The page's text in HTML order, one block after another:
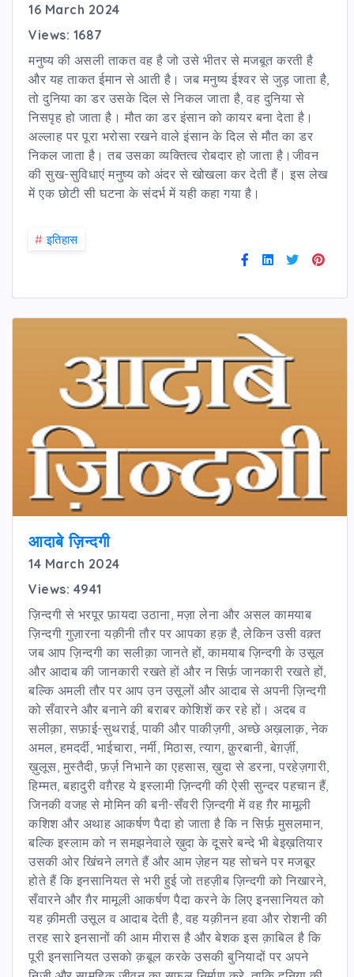
16 March 2024
Views: 1687
मनुष्य की असली ताकत वह है जो उसे भीतर से मजबूत करती है
और यह ताकत ईमान से आती है। जब मनुष्य ईश्वर से जुड़ जाता है,
तो दुनिया का डर उसके दिल से निकल जाता है, वह दुनिया से
निसपृह हो जाता है। मौत का डर इंसान को कायर बना देता है।
अल्लाह पर पूरा भरोसा रखने वाले इंसान के दिल से मौत का डर
निकल जाता है। तब उसका व्यक्तित्व रोबदार हो जाता है।जीवन
की सुख-सुविधाएं मनुष्य को अंदर से खोखला कर देती हैं। इस लेख
में एक छोटी सी घटना के संदर्भ में यही कहा गया है।
# इतिहास
आदाबे ज़िन्दगी
14 March 2024
Views: 4941
ज़िन्दगी से भरपूर फ़ायदा उठाना, मज़ा लेना और असल कामयाब
ज़िन्दगी गुज़ारना यक़ीनी तौर पर आपका हक़ है, लेकिन उसी वक़्त
जब आप ज़िन्दगी का सलीक़ा जानते हों, कामयाब ज़िन्दगी के उसूल
और आदाब की जानकारी रखते हों और न सिर्फ़ जानकारी रखते हों,
बल्कि अमली तौर पर आप उन उसूलों और आदाब से अपनी ज़िन्दगी
को सँवारने और बनाने की बराबर कोशिशें कर रहे हों। अदब व
सलीक़ा, सफ़ाई-सुथराई, पाकी और पाकीज़गी, अच्छे अख़लाक़, नेक
अमल, हमदर्दी, भाईचारा, नर्मी, मिठास, त्याग, क़ुरबानी, बेग़र्ज़ी,
ख़ुलूस, मुस्तैदी, फ़र्ज़ निभाने का एहसास, ख़ुदा से डरना, परहेज़गारी,
हिम्मत, बहादुरी वग़ैरह ये इस्लामी ज़िन्दगी की ऐसी सुन्दर पहचान हैं,
जिनकी वजह से मोमिन की बनी-सँवरी ज़िन्दगी में वह ग़ैर मामूली
कशिश और अथाह आकर्षण पैदा हो जाता है कि न सिर्फ़ मुसलमान,
बल्कि इस्लाम को न समझनेवाले ख़ुदा के दूसरे बन्दे भी बेइख़तियार
उसकी ओर खिंचने लगते हैं और आम ज़ेहन यह सोचने पर मजबूर
होते हैं कि इनसानियत से भरी हुई जो तहज़ीब ज़िन्दगी को निखारने,
सँवारने और ग़ैर मामूली आकर्षण पैदा करने के लिए इनसानियत को
यह क़ीमती उसूल व आदाब देती है, वह यक़ीनन हवा और रोशनी की
तरह सारे इनसानों की आम मीरास है और बेशक इस क़ाबिल है कि
पूरी इनसानियत उसको क़बूल करके उसकी बुनियादों पर अपने